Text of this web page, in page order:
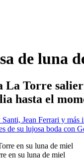
de luna
La Torre
hasta el
Jean Ferrari y más
de su lujosa boda con
en su luna de miel